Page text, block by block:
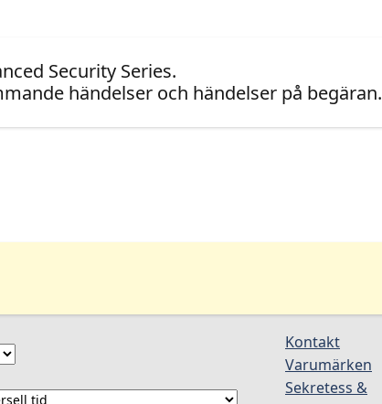
Security Series.
händelser och händelser på begäran.
Kontakt
Varumärken
Sekretess &